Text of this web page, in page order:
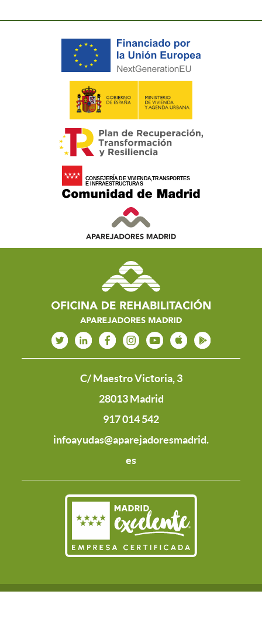
C/ Maestro Victoria, 3
28013 Madrid
917 014 542
infoayudas@aparejadoresmadrid.
es